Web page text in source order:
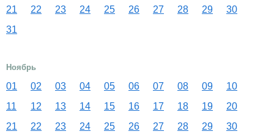
21
22 23 24 25 26 27 28 29
30
31
Ноябрь
01 02 03 04 05 06 07 08 09
10
11
12 13 14 15 16 17 18 19
20
21
22 23 24 25 26 27 28 29 30